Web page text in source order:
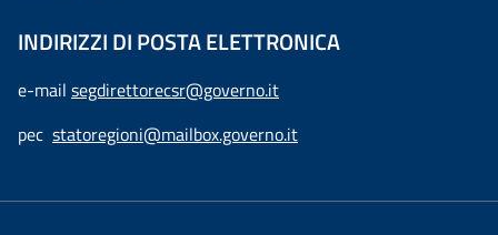
INDIRIZZI DI POSTA ELETTRONICA
e-mail segdirettorecsr@governo.it
pec statoregioni@mailbox.governo.it